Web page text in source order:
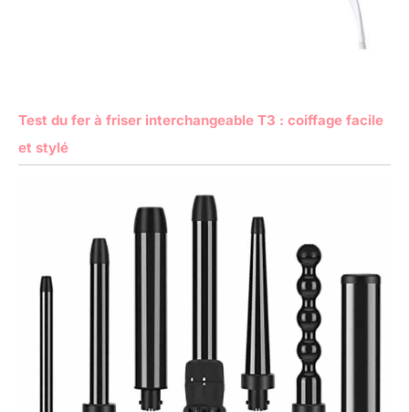
Test du fer à friser interchangeable T3 : coiffage facile
et stylé